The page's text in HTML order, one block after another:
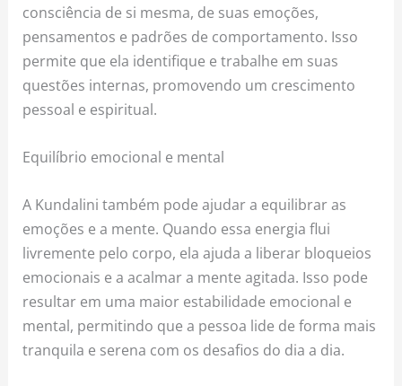
consciência de si mesma, de suas emoções,
pensamentos e padrões de comportamento. Isso
permite que ela identifique e trabalhe em suas
questões internas, promovendo um crescimento
pessoal e espiritual.
Equilíbrio emocional e mental
A Kundalini também pode ajudar a equilibrar as
emoções e a mente. Quando essa energia flui
livremente pelo corpo, ela ajuda a liberar bloqueios
emocionais e a acalmar a mente agitada. Isso pode
resultar em uma maior estabilidade emocional e
mental, permitindo que a pessoa lide de forma mais
tranquila e serena com os desafios do dia a dia.